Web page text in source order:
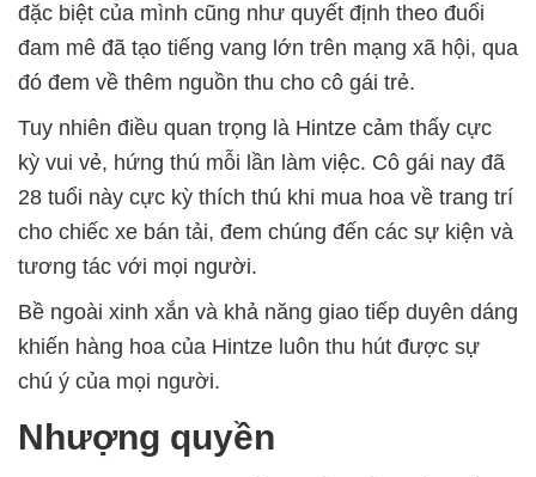
đặc biệt của mình cũng như quyết định theo đuổi
đam mê đã tạo tiếng vang lớn trên mạng xã hội, qua
đó đem về thêm nguồn thu cho cô gái trẻ.
Tuy nhiên điều quan trọng là Hintze cảm thấy cực
kỳ vui vẻ, hứng thú mỗi lần làm việc. Cô gái nay đã
28 tuổi này cực kỳ thích thú khi mua hoa về trang trí
cho chiếc xe bán tải, đem chúng đến các sự kiện và
tương tác với mọi người.
Bề ngoài xinh xắn và khả năng giao tiếp duyên dáng
khiến hàng hoa của Hintze luôn thu hút được sự
chú ý của mọi người.
Nhượng quyền